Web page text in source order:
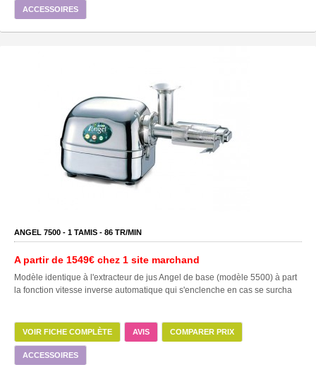
ACCESSOIRES
ANGEL 7500 - 1 TAMIS - 86 TR/MIN
A partir de 1549€ chez 1 site marchand
Modèle identique à l'extracteur de jus Angel de base (modèle 5500) à part
la fonction vitesse inverse automatique qui s'enclenche en cas se surcha
VOIR FICHE COMPLÈTE AVIS COMPARER PRIX
ACCESSOIRES